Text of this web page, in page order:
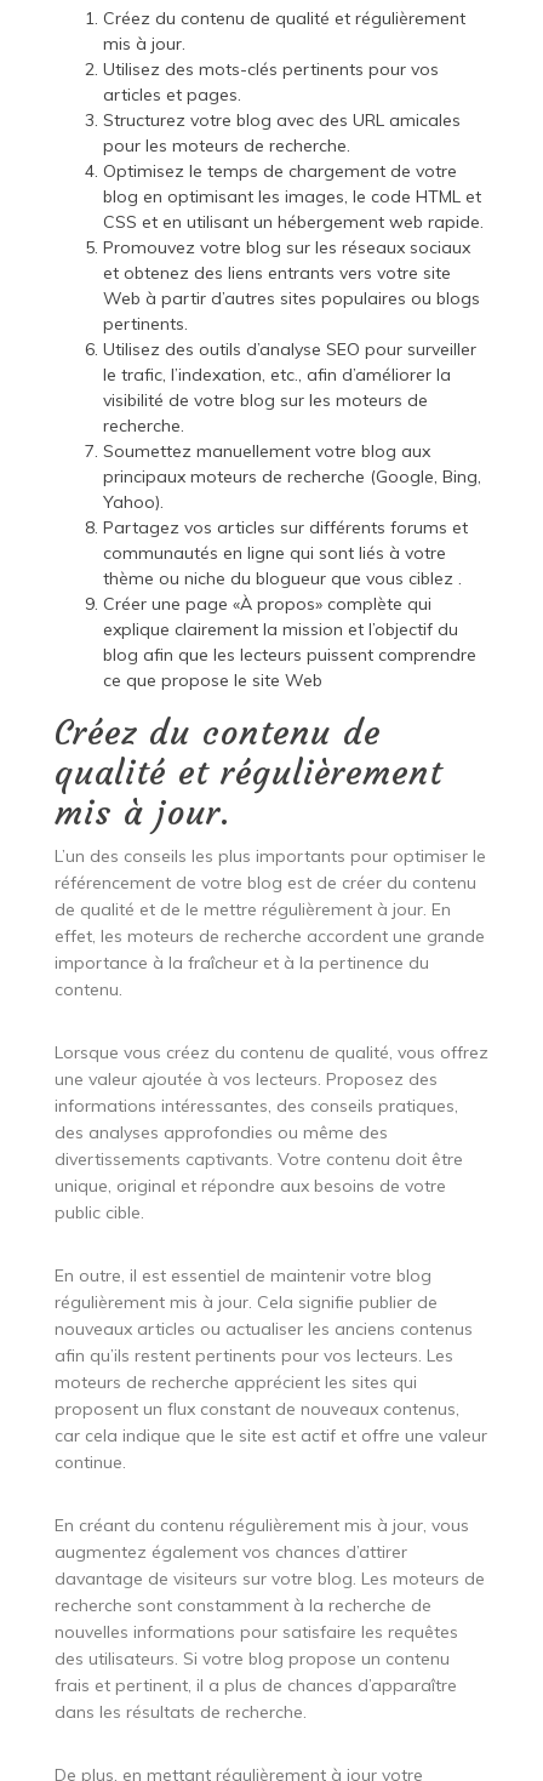
Créez du contenu de qualité et régulièrement
mis à jour.
Utilisez des mots-clés pertinents pour vos
articles et pages.
Structurez votre blog avec des URL amicales
pour les moteurs de recherche.
Optimisez le temps de chargement de votre
blog en optimisant les images, le code HTML et
CSS et en utilisant un hébergement web rapide.
Promouvez votre blog sur les réseaux sociaux
et obtenez des liens entrants vers votre site
Web à partir d’autres sites populaires ou blogs
pertinents.
Utilisez des outils d’analyse SEO pour surveiller
le trafic, l’indexation, etc., afin d’améliorer la
visibilité de votre blog sur les moteurs de
recherche.
Soumettez manuellement votre blog aux
principaux moteurs de recherche (Google, Bing,
Yahoo).
Partagez vos articles sur différents forums et
communautés en ligne qui sont liés à votre
thème ou niche du blogueur que vous ciblez .
Créer une page «À propos» complète qui
explique clairement la mission et l’objectif du
blog afin que les lecteurs puissent comprendre
ce que propose le site Web
Créez du contenu de
qualité et régulièrement
mis à jour.
L’un des conseils les plus importants pour optimiser le
référencement de votre blog est de créer du contenu
de qualité et de le mettre régulièrement à jour. En
effet, les moteurs de recherche accordent une grande
importance à la fraîcheur et à la pertinence du
contenu.
Lorsque vous créez du contenu de qualité, vous offrez
une valeur ajoutée à vos lecteurs. Proposez des
informations intéressantes, des conseils pratiques,
des analyses approfondies ou même des
divertissements captivants. Votre contenu doit être
unique, original et répondre aux besoins de votre
public cible.
En outre, il est essentiel de maintenir votre blog
régulièrement mis à jour. Cela signifie publier de
nouveaux articles ou actualiser les anciens contenus
afin qu’ils restent pertinents pour vos lecteurs. Les
moteurs de recherche apprécient les sites qui
proposent un flux constant de nouveaux contenus,
car cela indique que le site est actif et offre une valeur
continue.
En créant du contenu régulièrement mis à jour, vous
augmentez également vos chances d’attirer
davantage de visiteurs sur votre blog. Les moteurs de
recherche sont constamment à la recherche de
nouvelles informations pour satisfaire les requêtes
des utilisateurs. Si votre blog propose un contenu
frais et pertinent, il a plus de chances d’apparaître
dans les résultats de recherche.
De plus, en mettant régulièrement à jour votre